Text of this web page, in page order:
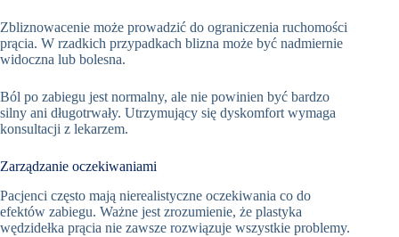
Zbliznowacenie może prowadzić do ograniczenia ruchomości
prącia. W rzadkich przypadkach blizna może być nadmiernie
widoczna lub bolesna.
Ból po zabiegu jest normalny, ale nie powinien być bardzo
silny ani długotrwały. Utrzymujący się dyskomfort wymaga
konsultacji z lekarzem.
Zarządzanie oczekiwaniami
Pacjenci często mają nierealistyczne oczekiwania co do
efektów zabiegu. Ważne jest zrozumienie, że plastyka
wędzidełka prącia nie zawsze rozwiązuje wszystkie problemy.